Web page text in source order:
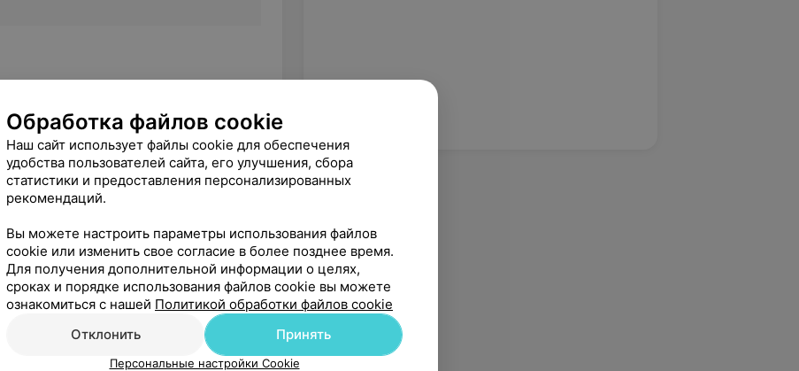
Красного Знамени
специализация «Лечебное
образования «Белорусская
образования, специализация
Обработка файлов cookie
Наш сайт использует файлы cookie для обеспечения
удобства пользователей сайта, его улучшения, сбора
статистики и предоставления персонализированных
рекомендаций.
Вы можете настроить параметры использования файлов
cookie или изменить свое согласие в более позднее время.
Для получения дополнительной информации о целях,
сроках и порядке использования файлов cookie вы можете
ознакомиться с нашей Политикой обработки файлов cookie
Отклонить
Принять
Персональные настройки Cookie